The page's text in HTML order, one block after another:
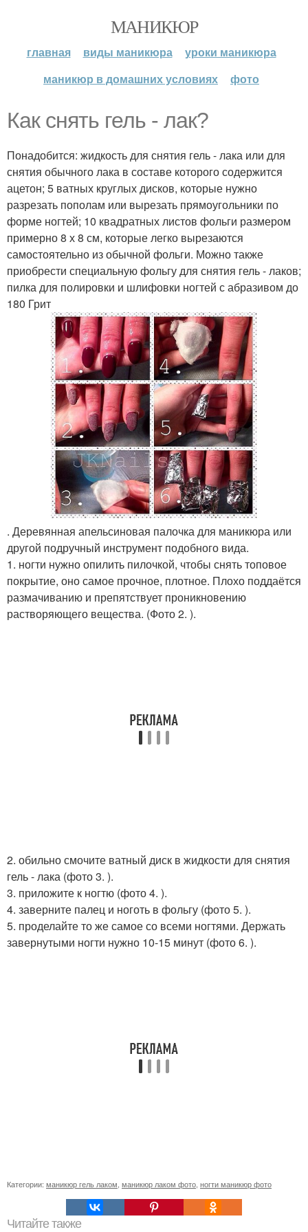
МАНИКЮР
главная виды маникюра
уроки маникюра
маникюр в домашних условиях
фото
Как снять гель - лак?
Понадобится: жидкость для снятия гель - лака или для
снятия обычного лака в составе которого содержится
ацетон; 5 ватных круглых дисков, которые нужно
разрезать пополам или вырезать прямоугольники по
форме ногтей; 10 квадратных листов фольги размером
примерно 8 х 8 см, которые легко вырезаются
самостоятельно из обычной фольги. Можно также
приобрести специальную фольгу для снятия гель - лаков;
пилка для полировки и шлифовки ногтей с абразивом до
180 Грит
. Деревянная апельсиновая палочка для маникюра или
другой подручный инструмент подобного вида.
1. ногти нужно опилить пилочкой, чтобы снять топовое
покрытие, оно самое прочное, плотное. Плохо поддаётся
размачиванию и препятствует проникновению
растворяющего вещества. (Фото 2. ).
2. обильно смочите ватный диск в жидкости для снятия
гель - лака (фото 3. ).
3. приложите к ногтю (фото 4. ).
4. заверните палец и ноготь в фольгу (фото 5. ).
5. проделайте то же самое со всеми ногтями. Держать
завернутыми ногти нужно 10-15 минут (фото 6. ).
Категории: маникюр гель лаком маникюр лаком фото ногти маникюр фото
Читайте также